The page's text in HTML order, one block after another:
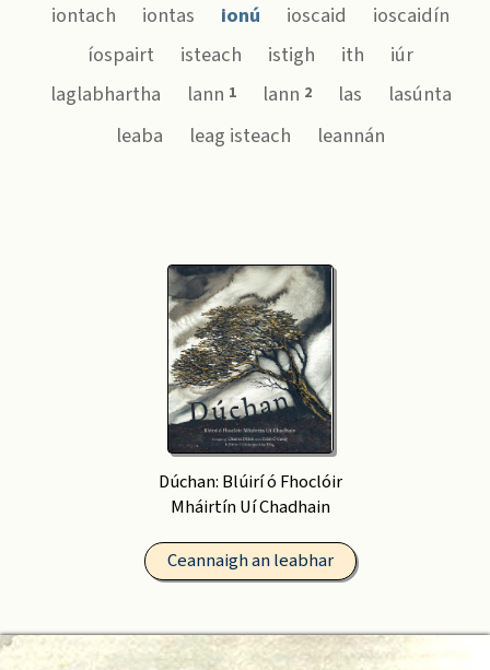
iontach
iontas ionú ioscaid
ioscaidín
íospairt
isteach istigh ith
iúr
laglabhartha
lann 1 lann 2 las
lasúnta
leaba
leag isteach leannán
Dúchan: Blúirí ó Fhoclóir
Mháirtín Uí Chadhain
Ceannaigh an leabhar